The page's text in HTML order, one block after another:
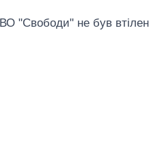
"Свободи" не був